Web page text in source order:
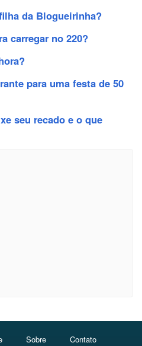
da Blogueirinha?
carregar no 220?
para uma festa de 50
seu recado e o que
Sobre Contato